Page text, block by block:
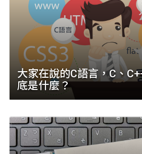
大家在說的C語言，C、
底是什麼？